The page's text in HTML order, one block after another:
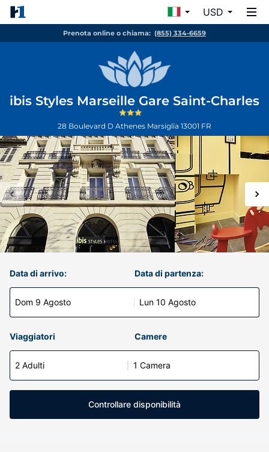
USD
Prenota online o chiama: (855) 334-6659
ibis Styles Marseille Gare Saint-Charles
28 Boulevard D Athenes Marsiglia 13001 FR
Data di arrivo:
Dom 9 Agosto
Data di partenza:
Lun 10 Agosto
Viaggiatori Camere
2 Adulti 1 Camera
Controllare disponibilità